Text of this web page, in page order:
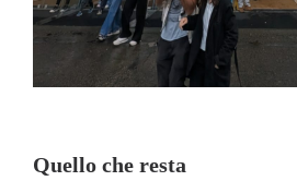
Quello che resta